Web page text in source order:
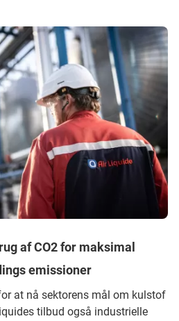
af CO2 for maksimal
emissioner
at nå sektorens mål om kulstof
tilbud også industrielle